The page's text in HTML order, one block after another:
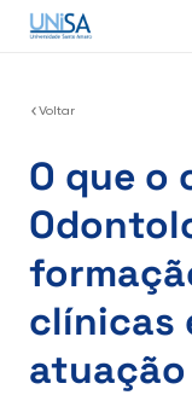
Voltar
O que o
clínicas
atuação